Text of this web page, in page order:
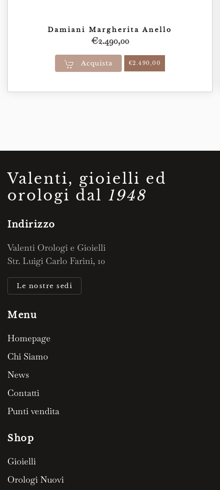
Damiani Margherita Anello
€2.490,00
Acquista €2.490,00
Valenti, gioielli ed
orologi dal 1948
Indirizzo
Valenti Orologi e Gioielli
Str. Luigi Carlo Farini, 10
Le nostre sedi
Menu
Homepage
Chi Siamo
News
Contatti
Punti vendita
Shop
Gioielli
Orologi Nuovi